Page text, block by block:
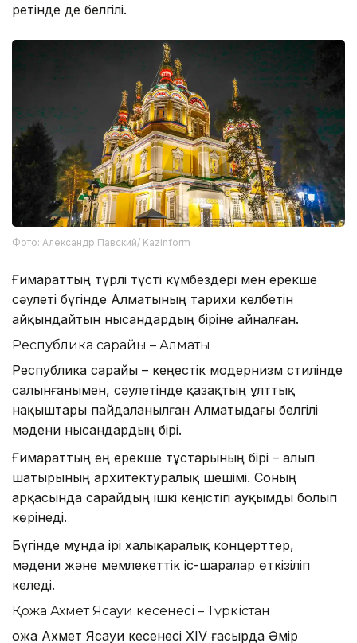
ретінде де белгілі.
Фото: Александр Павский/ Kazinform
Ғимараттың түрлі түсті күмбездері мен ерекше
сәулеті бүгінде Алматының тарихи келбетін
айқындайтын нысандардың біріне айналған.
Республика сарайы – Алматы
Республика сарайы – кеңестік модернизм стилінде
салынғанымен, сәулетінде қазақтың ұлттық
нақыштары пайдаланылған Алматыдағы белгілі
мәдени нысандардың бірі.
Ғимараттың ең ерекше тұстарының бірі – алып
шатырының архитектуралық шешімі. Соның
арқасында сарайдың ішкі кеңістігі ауқымды болып
көрінеді.
Бүгінде мұнда ірі халықаралық концерттер,
мәдени және мемлекеттік іс-шаралар өткізіліп
келеді.
Қожа Ахмет Ясауи кесенесі – Түркістан
Қожа Ахмет Ясауи кесенесі XIV ғасырда Әмір